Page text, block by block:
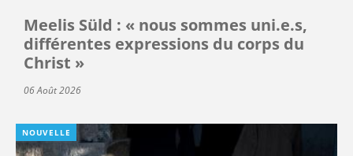
Meelis Süld : « nous sommes uni.e.s,
différentes expressions du corps du
Christ »
06 Août 2026
NOUVELLE